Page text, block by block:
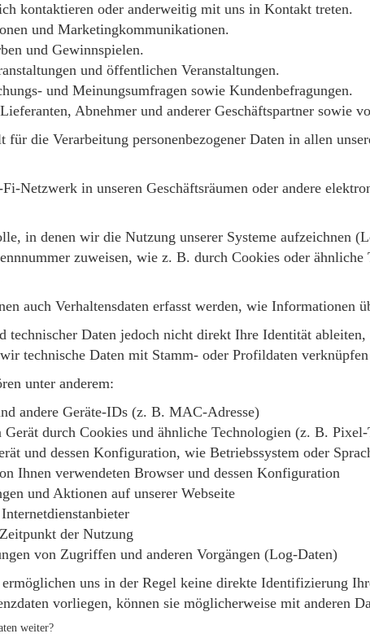
kontaktieren oder anderweitig mit uns in Kontakt treten.
und Marketingkommunikationen.
und Gewinnspielen.
und öffentlichen Veranstaltungen.
und Meinungsumfragen sowie Kundenbefragungen.
Abnehmer und anderer Geschäftspartner sowie
die Verarbeitung personenbezogener Daten in allen
Netzwerk in unseren Geschäftsräumen oder andere
in denen wir die Nutzung unserer Systeme
zuweisen, wie z. B. durch Cookies oder
auch Verhaltensdaten erfasst werden, wie Informationen
technischer Daten jedoch nicht direkt Ihre Identität
technische Daten mit Stamm- oder Profildaten
unter anderem:
andere Geräte-IDs (z. B. MAC-Adresse)
durch Cookies und ähnliche Technologien (z. B. Pixel-
und dessen Konfiguration, wie Betriebssystem oder
Ihnen verwendeten Browser und dessen Konfiguration
und Aktionen auf unserer Webseite
der Nutzung
von Zugriffen und anderen Vorgängen (Log-Daten)
uns in der Regel keine direkte Identifizierung
vorliegen, können sie möglicherweise mit anderen
weiter?